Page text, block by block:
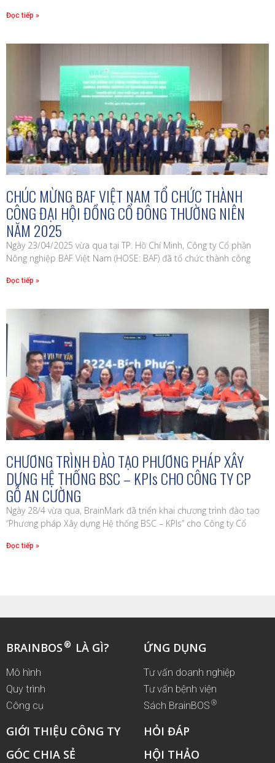
Đọc tiếp »
CHÚC MỪNG BAF VIỆT NAM TỔ CHỨC THÀNH
CÔNG ĐẠI HỘI ĐỒNG CỔ ĐÔNG THƯỜNG NIÊN
NĂM 2025
Ngày 23/04/2025 vừa qua tại TP. Hồ Chí Minh, Công ty Cổ phần
Nông nghiệp BAF Việt Nam (HOSE: BAF) đã tổ chức thành công
Đọc tiếp »
CHƯƠNG TRÌNH ĐÀO TẠO PHƯƠNG PHÁP XÂY
DỰNG HỆ THỐNG BSC – KPIs CHO CÔNG TY CP
GỖ AN CƯỜNG
Ngày 28/4 vừa qua, BrainMark đã triển khai chương trình đào tạo
“Phương pháp Xây dựng Hệ thống BSC – KPIs” cho Công ty Cổ
Đọc tiếp »
BRAINBOS ® LÀ GÌ?
Mô hình
Quy trình
Công cụ
GIỚI THIỆU CÔNG TY
GÓC CHIA SẺ
ỨNG DỤNG
Tư vấn doanh nghiệp
Tư vấn bệnh viện
Sách BrainBOS ®
HỎI ĐÁP
HỘI THẢO